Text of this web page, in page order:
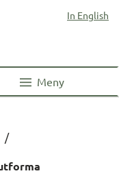
In English
Meny
/